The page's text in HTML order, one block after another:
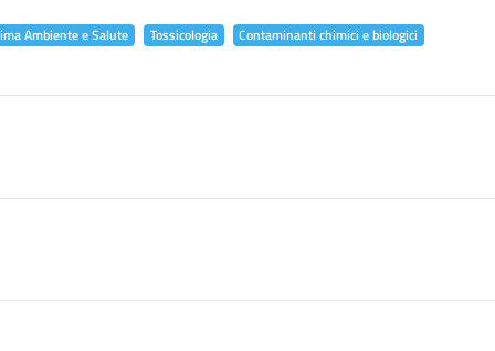
Ambiente e Salute Tossicologia Contaminanti chimici e biologici